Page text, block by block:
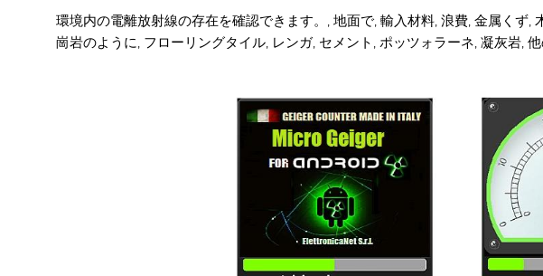
環境内の電離放射線の存在を確認できます。, 地面で, 輸入材料, 浪費, 金属くず,
崗岩のように, フローリングタイル, レンガ, セメント, ポッツォラーネ, 凝灰岩,